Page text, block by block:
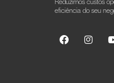
eficiência do seu